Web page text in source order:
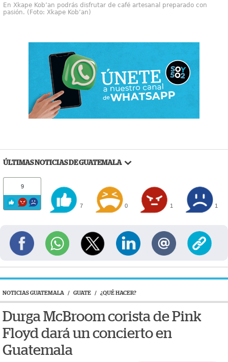
En Xkape Kobʼan podrás disfrutar de café artesanal preparado con
pasión. (Foto: Xkape Kobʼan)
ÚLTIMAS NOTICIAS DE GUATEMALA
9
7 0 1 1
NOTICIAS GUATEMALA / GUATE / ¿QUÉ HACER?
Durga McBroom corista de Pink
Floyd dará un concierto en
Guatemala